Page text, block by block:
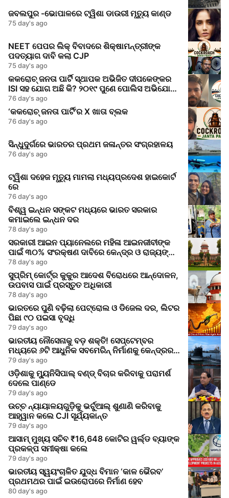
ଜବଲପୁର -ଭୋପାଳରେ ଟ୍ୱିଶା ଡାଉରୀ ମୃତ୍ୟୁ କାଣ୍ଡ
75 day's ago
NEET ପେପର ଲିକ୍‌ ବିବାଦରେ ଶିକ୍ଷାମନ୍ତ୍ରୀଙ୍କ
ପଦତ୍ୟାଗ ଦାବି କଲା CJP
75 day's ago
କକରୋଚ୍ ଜନତା ପାର୍ଟି ସ୍ଥାପକ ଅଭିଜିତ ଦୀପକେଙ୍କର
ISI ସହ ଯୋଗ ଅଛି କି? ୨୦୧୯ ପୁଣେ ପୋଲିସ ଅଭିଯୋଗ
କଣ କହୁଛି
76 day's ago
‘କକରୋଚ୍ ଜନତା ପାର୍ଟି’ର X ଖାତା ବ୍ଲକ
76 day's ago
ସିନ୍ଧୁଦୁର୍ଗରେ ଭାରତର ପ୍ରଥମ ଜଳାନ୍ତର ସଂଗ୍ରହାଳୟ
76 day's ago
ଟ୍ୱିଶା ଦହେଜ ମୃତ୍ୟୁ ମାମଲା ମଧ୍ୟପ୍ରଦେଶ ହାଇକୋର୍ଟ
ରେ
76 day's ago
ବିଶ୍ୱ ଇନ୍ଧନ ସଙ୍କଟ ମଧ୍ୟରେ ଭାରତ ସରକାର
କମାଇଲେ ଇନ୍ଧନ ଦର
78 day's ago
ସରକାରୀ ଆଇନ ପ୍ୟାନେଲରେ ମହିଳା ଆଇନଜୀବୀଙ୍କ
ପାଇଁ ୩୦% ସଂରକ୍ଷଣ ଦାବିରେ କେନ୍ଦ୍ର ଓ ରାଜ୍ୟଙ୍କୁ
ସୁପ୍ରିମକୋର୍ଟର ନୋଟିସ
78 day's ago
ସୁପ୍ରିମ୍ କୋର୍ଟ୍‌ର କୁକୁର ଆଦେଶ ବିରୋଧରେ ଆନ୍ଦୋଳନ,
ଉପବାସ ପାଇଁ ପ୍ରସ୍ତୁତ ଅଧିକାରୀ
78 day's ago
ଭାରତରେ ପୁଣି ବଢ଼ିଲା ପେଟ୍ରୋଲ ଓ ଡିଜେଲ ଦର, ଲିଟର
ପିଛା ୯୦ ପଇସା ବୃଦ୍ଧି
79 day's ago
ଭାରତୀୟ ନୌସେନାକୁ ବଡ଼ ଶକ୍ତି! ସେପ୍ଟେମ୍ବର
ମଧ୍ୟରେ ୬ଟି ଆଧୁନିକ ସବମେରିନ୍ ନିର୍ମାଣକୁ କେନ୍ଦ୍ରର
ମଞ୍ଜୁରି
79 day's ago
ଓଡ଼ିଶାକୁ ମ୍ୟୁନିସିପାଲ୍ ବଣ୍ଡ୍ ବିଚାର କରିବାକୁ ପରାମର୍ଶ
ଦେଲେ ପାଣ୍ଡେ
79 day's ago
ଉଚ୍ଚ ନ୍ୟାୟାଳୟଗୁଡ଼ିକୁ ଭର୍ଚୁଆଲ୍ ଶୁଣାଣି କରିବାକୁ
ଆହ୍ୱାନ କଲେ CJI ସୂର୍ଯ୍ୟକାନ୍ତ
79 day's ago
ଆସାମ୍ ମୁଖ୍ୟ ସଚିବ ₹16,648 କୋଟିର ୱର୍ଲ୍ଡ ବ୍ୟାଙ୍କ
ପ୍ରକଳ୍ପ ସମୀକ୍ଷା କଲେ
79 day's ago
ଭାରତୀୟ ସ୍ୱୟଂଚାଳିତ ଯୁଦ୍ଧ ବିମାନ ‘କାଳ ଭୈରବ’
ପ୍ରଥମଥର ପାଇଁ ଇଉରୋପରେ ନିର୍ମାଣ ହେବ
80 day's ago